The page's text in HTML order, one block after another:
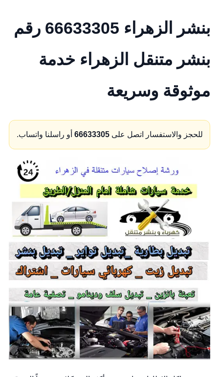
بنشر الزهراء 66633305 رقم
بنشر متنقل الزهراء خدمة
موثوقة وسريعة
للحجز والاستفسار اتصل على 66633305أو راسلنا واتساب.